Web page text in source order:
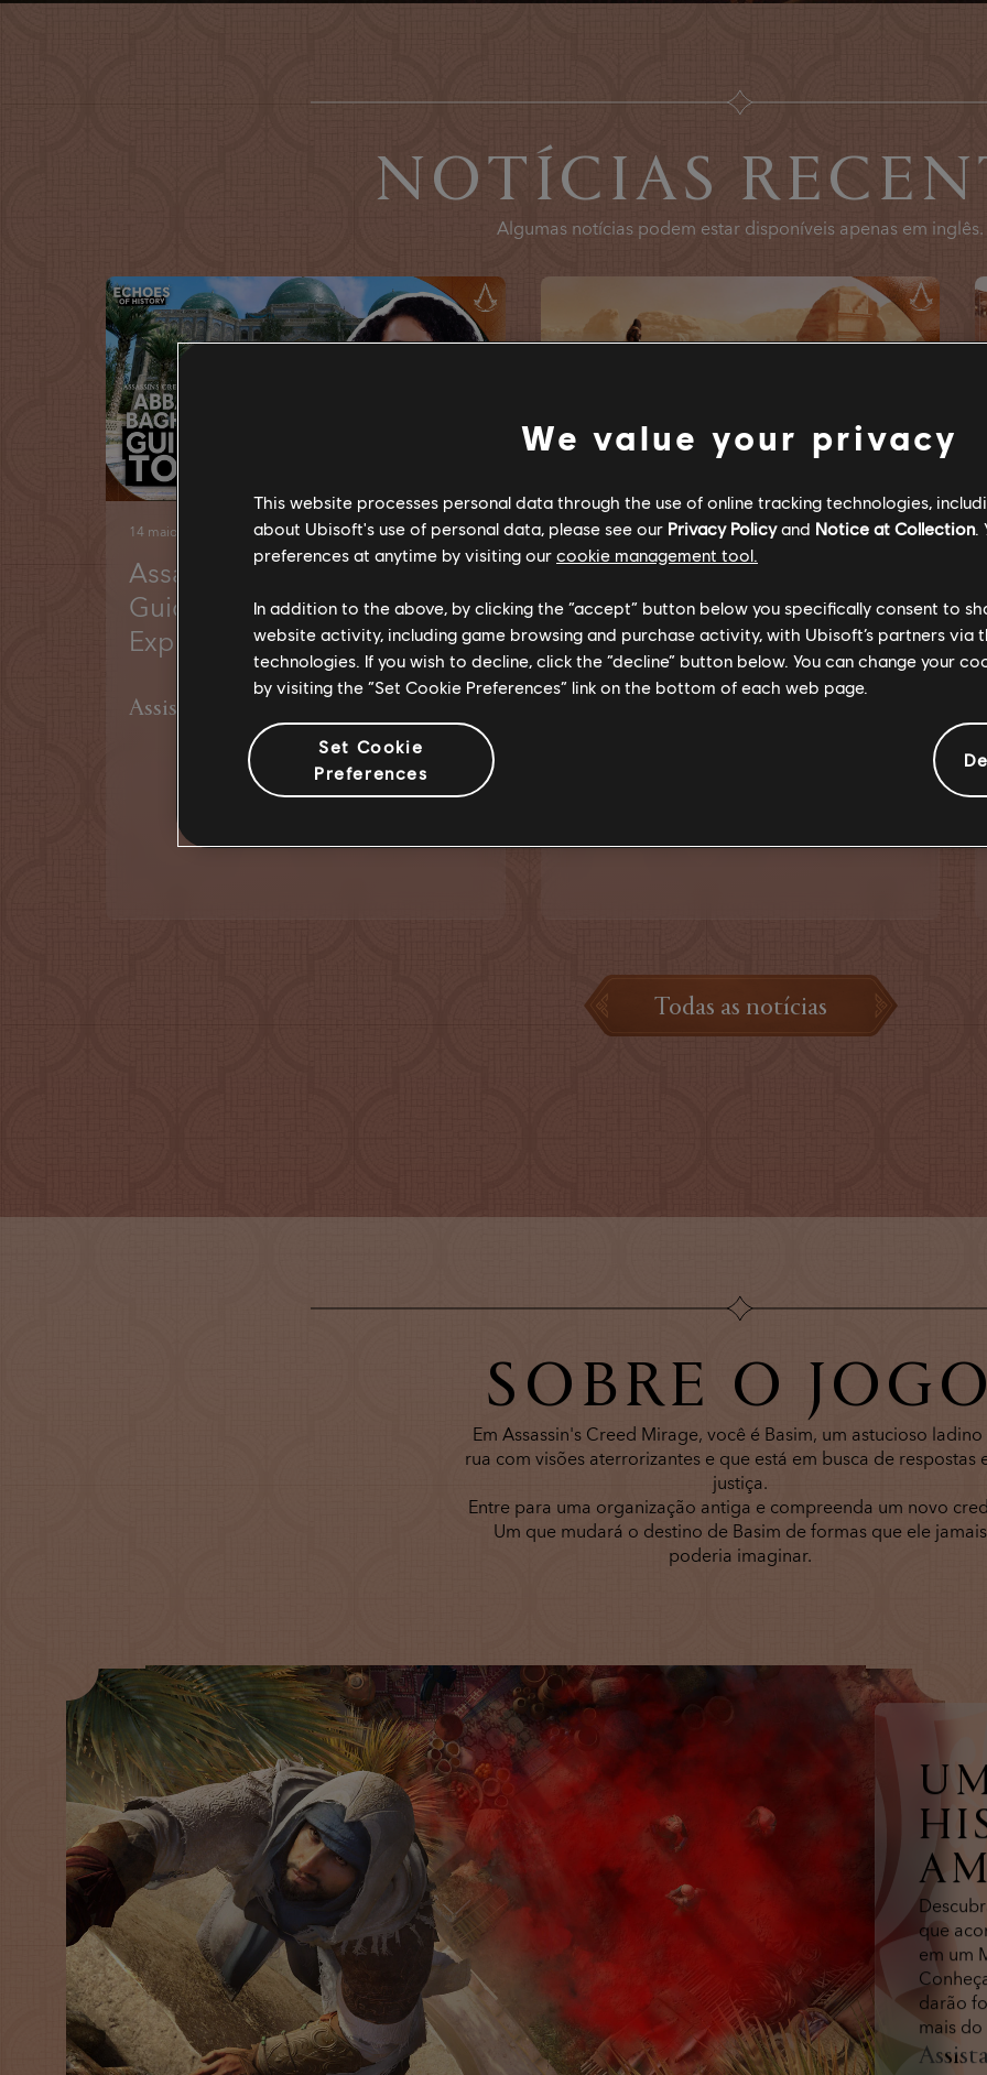
NOTÍCIAS
Algumas notícias podem estar disponíveis apenas em inglês.
14maio
Assassin's Creed Mirage:
Guided Tour | Historian
Explores Medieval Baghdad
Assista
19fevereiro 2026 1minutos de leitura
VALE DA MEMÓRIA:
ATUALIZAÇÃO GRÁTIS JÁ
DISPONÍVEL PARA iPHONE E
iPAD
Todas as notícias
SOBRE O JOGO
Em Assassin's Creed Mirage, você é Basim, um astucioso
rua com visões aterrorizantes e que está em busca de respostas
justiça.
Entre para uma organização antiga e compreenda um novo
Um que mudará o destino de Basim de formas que ele jamais
poderia imaginar.
que
em um
darão
mais
We value your privacy
This website processes personal data through the use of online tracking technologies,
about Ubisoft's use of personal data, please see our Privacy Policyand Notice at Collection.
preferences at anytime by visiting our cookie management tool.
In addition to the above, by clicking the “accept” button below you specifically consent to
website activity, including game browsing and purchase activity, with Ubisoft’s partners via
technologies. If you wish to decline, click the “decline” button below. You can change your
by visiting the “Set Cookie Preferences” link on the bottom of each web page.
Set Cookie
Preferences